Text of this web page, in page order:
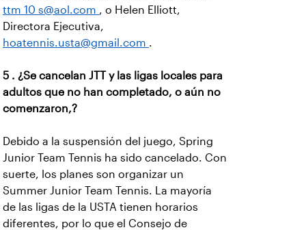
ttm 10 s@aol.com , o Helen Elliott,
Directora Ejecutiva,
hoatennis.usta@gmail.com .
5 . ¿Se cancelan JTT y las ligas locales para
adultos que no han completado, o aún no
comenzaron,?
Debido a la suspensión del juego, Spring
Junior Team Tennis ha sido cancelado. Con
suerte, los planes son organizar un
Summer Junior Team Tennis. La mayoría
de las ligas de la USTA tienen horarios
diferentes, por lo que el Consejo de